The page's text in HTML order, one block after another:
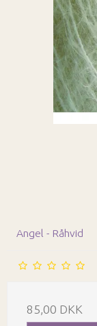
Angel - Råhvid
85,00 DKK